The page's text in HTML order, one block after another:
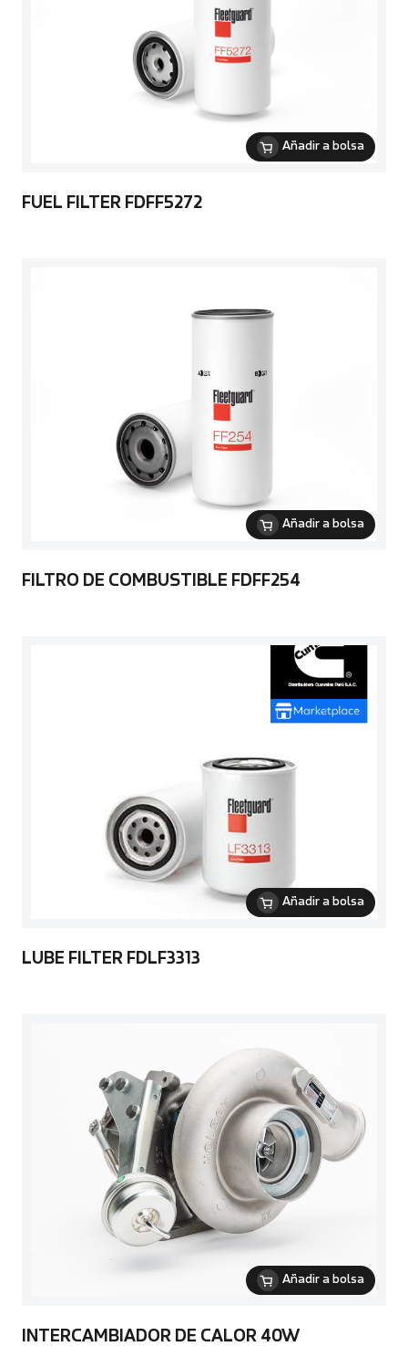
Añadir a bolsa
FUEL FILTER FDFF5272
Añadir a bolsa
FILTRO DE COMBUSTIBLE FDFF254
Añadir a bolsa
LUBE FILTER FDLF3313
Añadir a bolsa
INTERCAMBIADOR DE CALOR 40W